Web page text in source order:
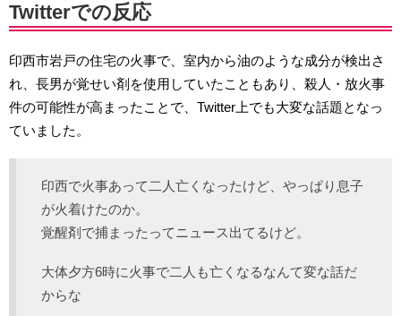
Twitterでの反応
印西市岩戸の住宅の火事で、室内から油のような成分が検出さ
れ、長男が覚せい剤を使用していたこともあり、殺人・放火事
件の可能性が高まったことで、Twitter上でも大変な話題となっ
ていました。
印西で火事あって二人亡くなったけど、やっぱり息子
が火着けたのか。
覚醒剤で捕まったってニュース出てるけど。
大体夕方6時に火事で二人も亡くなるなんて変な話だ
からな